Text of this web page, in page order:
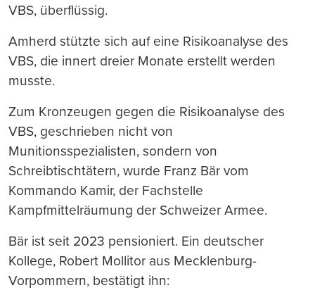
VBS, überflüssig.
Amherd stützte sich auf eine Risikoanalyse des
VBS, die innert dreier Monate erstellt werden
musste.
Zum Kronzeugen gegen die Risikoanalyse des
VBS, geschrieben nicht von
Munitionsspezialisten, sondern von
Schreibtischtätern, wurde Franz Bär vom
Kommando Kamir, der Fachstelle
Kampfmittelräumung der Schweizer Armee.
Bär ist seit 2023 pensioniert. Ein deutscher
Kollege, Robert Mollitor aus Mecklenburg-
Vorpommern, bestätigt ihn: